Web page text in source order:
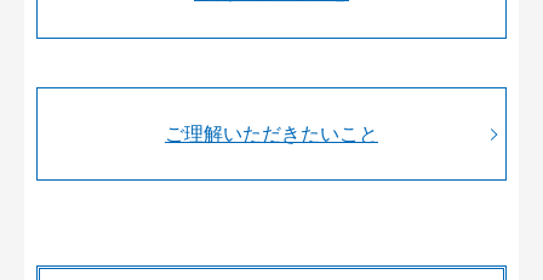
ご理解いただきたいこと